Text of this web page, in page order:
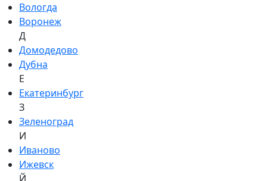
Вологда
Воронеж
Д
Домодедово
Дубна
Е
Екатеринбург
З
Зеленоград
И
Иваново
Ижевск